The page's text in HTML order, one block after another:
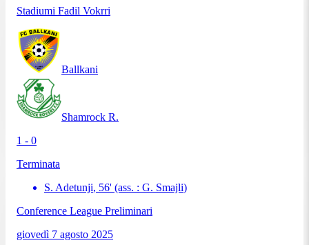
Stadiumi Fadil Vokrri
Ballkani
Shamrock R.
1 - 0
Terminata
S. Adetunji, 56' (ass. : G. Smajli)
Conference League Preliminari
giovedì 7 agosto 2025